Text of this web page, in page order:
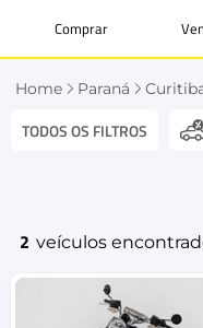
Comprar
Home Paraná
TODOS OS FILTROS
2 veículos